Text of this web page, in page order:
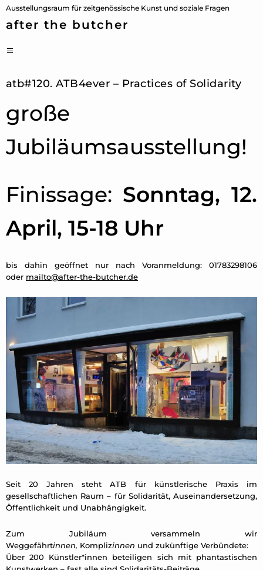
Ausstellungsraum für zeitgenössische Kunst und soziale Fragen
after the butcher
Zum
Inhalt
atb#120. ATB4ever – Practices of Solidarity
große
Jubiläumsausstellung!
Finissage: Sonntag, 12.
April, 15-18 Uhr
bis dahin geöffnet nur nach Voranmeldung: 01783298106
oder mailto@after-the-butcher.de
Seit 20 Jahren steht ATB für künstlerische Praxis im
gesellschaftlichen Raum – für Solidarität, Auseinandersetzung,
Öffentlichkeit und Unabhängigkeit.
Zum Jubiläum versammeln wir
Weggefährtinnen, Komplizinnen und zukünftige Verbündete:
Über 200 Künstler*innen beteiligen sich mit phantastischen